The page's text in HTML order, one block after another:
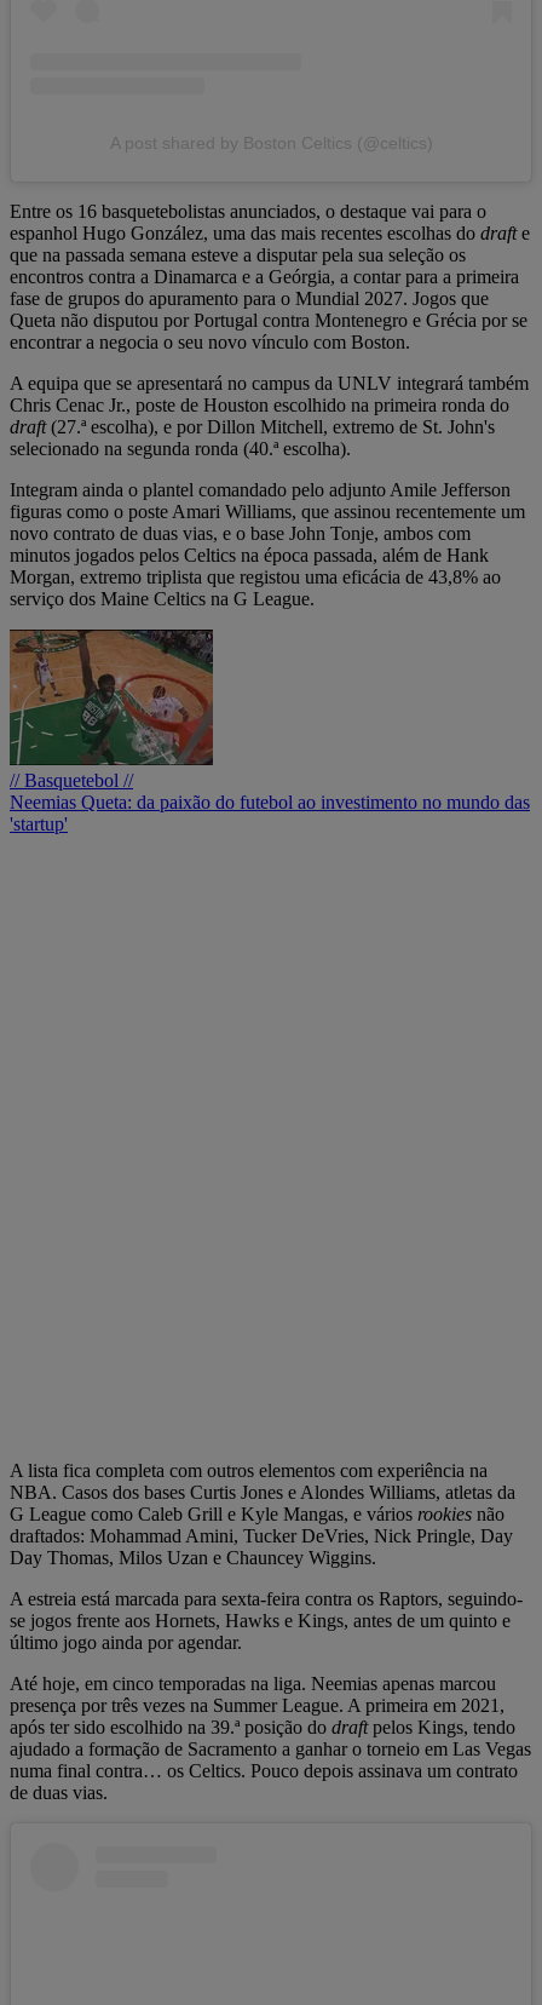
A post shared by Boston Celtics (@celtics)
Entre os 16 basquetebolistas anunciados, o destaque vai para o
espanhol Hugo González, uma das mais recentes escolhas do drafte
que na passada semana esteve a disputar pela sua seleção os
encontros contra a Dinamarca e a Geórgia, a contar para a primeira
fase de grupos do apuramento para o Mundial 2027. Jogos que
Queta não disputou por Portugal contra Montenegro e Grécia por se
encontrar a negocia o seu novo vínculo com Boston.
A equipa que se apresentará no campus da UNLV integrará também
Chris Cenac Jr., poste de Houston escolhido na primeira ronda do
draft(27.ª escolha), e por Dillon Mitchell, extremo de St. John's
selecionado na segunda ronda (40.ª escolha).
Integram ainda o plantel comandado pelo adjunto Amile Jefferson
figuras como o poste Amari Williams, que assinou recentemente um
novo contrato de duas vias, e o base John Tonje, ambos com
minutos jogados pelos Celtics na época passada, além de Hank
Morgan, extremo triplista que registou uma eficácia de 43,8% ao
serviço dos Maine Celtics na G League.
// Basquetebol //
Neemias Queta: da paixão do futebol ao investimento no mundo das
'startup'
A lista fica completa com outros elementos com experiência na
NBA. Casos dos bases Curtis Jones e Alondes Williams, atletas da
G League como Caleb Grill e Kyle Mangas, e vários rookies não
draftados: Mohammad Amini, Tucker DeVries, Nick Pringle, Day
Day Thomas, Milos Uzan e Chauncey Wiggins.
A estreia está marcada para sexta-feira contra os Raptors, seguindo-
se jogos frente aos Hornets, Hawks e Kings, antes de um quinto e
último jogo ainda por agendar.
Até hoje, em cinco temporadas na liga. Neemias apenas marcou
presença por três vezes na Summer League. A primeira em 2021,
após ter sido escolhido na 39.ª posição do draftpelos Kings, tendo
ajudado a formação de Sacramento a ganhar o torneio em Las Vegas
numa final contra… os Celtics. Pouco depois assinava um contrato
de duas vias.